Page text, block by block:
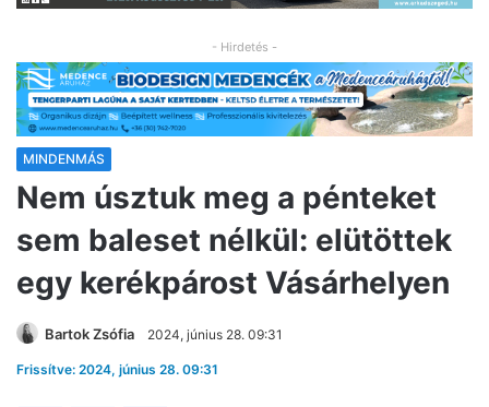
- Hirdetés -
MINDENMÁS
Nem úsztuk meg a pénteket
sem baleset nélkül: elütöttek
egy kerékpárost Vásárhelyen
Bartok Zsófia 2024, június 28. 09:31
Frissítve: 2024, június 28. 09:31